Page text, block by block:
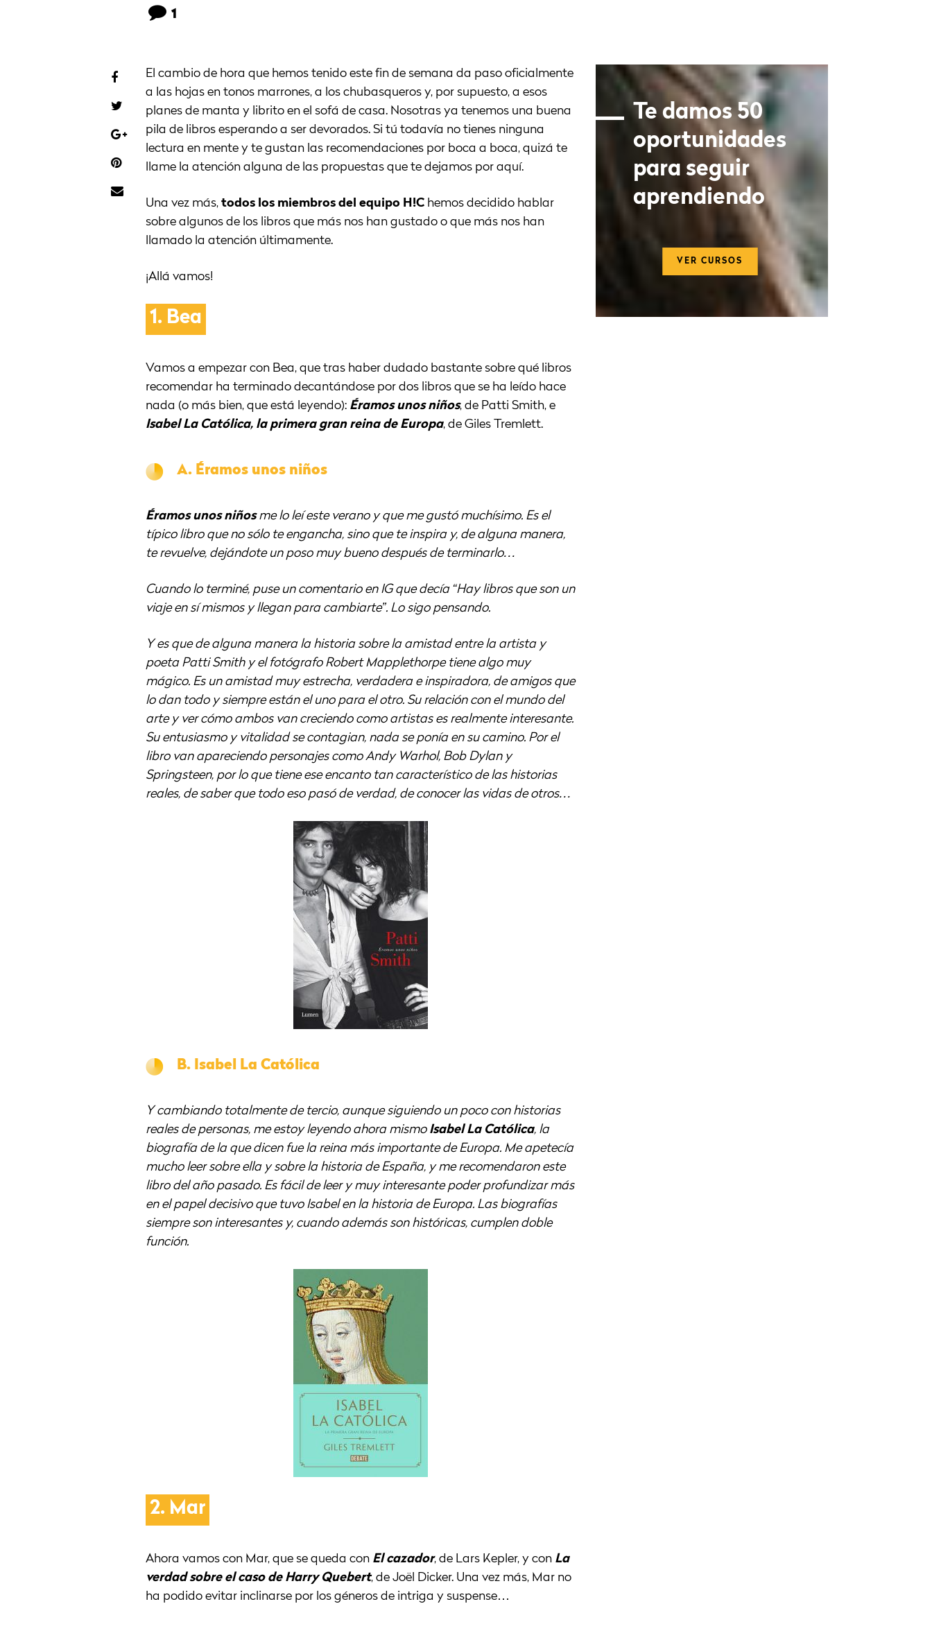
1
El cambio de hora que hemos tenido este fin de semana da paso oficialmente
a las hojas en tonos marrones, a los chubasqueros y, por supuesto, a esos
planes de manta y librito en el sofá de casa. Nosotras ya tenemos una buena
pila de libros esperando a ser devorados. Si tú todavía no tienes ninguna
lectura en mente y te gustan las recomendaciones por boca a boca, quizá te
llame la atención alguna de las propuestas que te dejamos por aquí.
Una vez más, todos los miembros del equipo H!C hemos decidido hablar
sobre algunos de los libros que más nos han gustado o que más nos han
llamado la atención últimamente.
¡Allá vamos!
1. Bea
Vamos a empezar con Bea, que tras haber dudado bastante sobre qué libros
recomendar ha terminado decantándose por dos libros que se ha leído hace
nada (o más bien, que está leyendo): Éramos unos niños, de Patti Smith, e
Isabel La Católica, la primera gran reina de Europa, de Giles Tremlett.
A. Éramos unos niños
Éramos unos niñosme lo leí este verano y que me gustó muchísimo. Es el
típico libro que no sólo te engancha, sino que te inspira y, de alguna manera,
te revuelve, dejándote un poso muy bueno después de terminarlo…
Cuando lo terminé, puse un comentario en IG que decía “Hay libros que son un
viaje en sí mismos y llegan para cambiarte”. Lo sigo pensando.
Y es que de alguna manera la historia sobre la amistad entre la artista y
poeta Patti Smith y el fotógrafo Robert Mapplethorpe tiene algo muy
mágico. Es un amistad muy estrecha, verdadera e inspiradora, de amigos que
lo dan todo y siempre están el uno para el otro. Su relación con el mundo del
arte y ver cómo ambos van creciendo como artistas es realmente interesante.
Su entusiasmo y vitalidad se contagian, nada se ponía en su camino. Por el
libro van apareciendo personajes como Andy Warhol, Bob Dylan y
Springsteen, por lo que tiene ese encanto tan característico de las historias
reales, de saber que todo eso pasó de verdad, de conocer las vidas de otros…
B. Isabel La Católica
Y cambiando totalmente de tercio, aunque siguiendo un poco con historias
reales de personas, me estoy leyendo ahora mismo Isabel La Católica, la
biografía de la que dicen fue la reina más importante de Europa. Me apetecía
mucho leer sobre ella y sobre la historia de España, y me recomendaron este
libro del año pasado. Es fácil de leer y muy interesante poder profundizar más
en el papel decisivo que tuvo Isabel en la historia de Europa. Las biografías
siempre son interesantes y, cuando además son históricas, cumplen doble
función.
2. Mar
Ahora vamos con Mar, que se queda con El cazador, de Lars Kepler, y con La
verdad sobre el caso de Harry Quebert, de Joël Dicker. Una vez más, Mar no
ha podido evitar inclinarse por los géneros de intriga y suspense…
Te damos 50
oportunidades
para seguir
aprendiendo
VER CURSOS